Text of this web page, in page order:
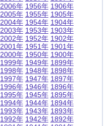
2006年
2005年
2004年
2003年
2002年
2001年
2000年
1999年
1998年
1997年
1996年
1995年
1994年
1993年
1992年
1956年
1955年
1954年
1953年
1952年
1951年
1950年
1949年
1948年
1947年
1946年
1945年
1944年
1943年
1942年
1906年
1905年
1904年
1903年
1902年
1901年
1900年
1899年
1898年
1897年
1896年
1895年
1894年
1893年
1892年